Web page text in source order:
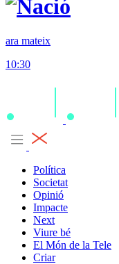
ara mateix
10:30
Política
Societat
Opinió
Impacte
Next
Viure bé
El Món de la Tele
Criar